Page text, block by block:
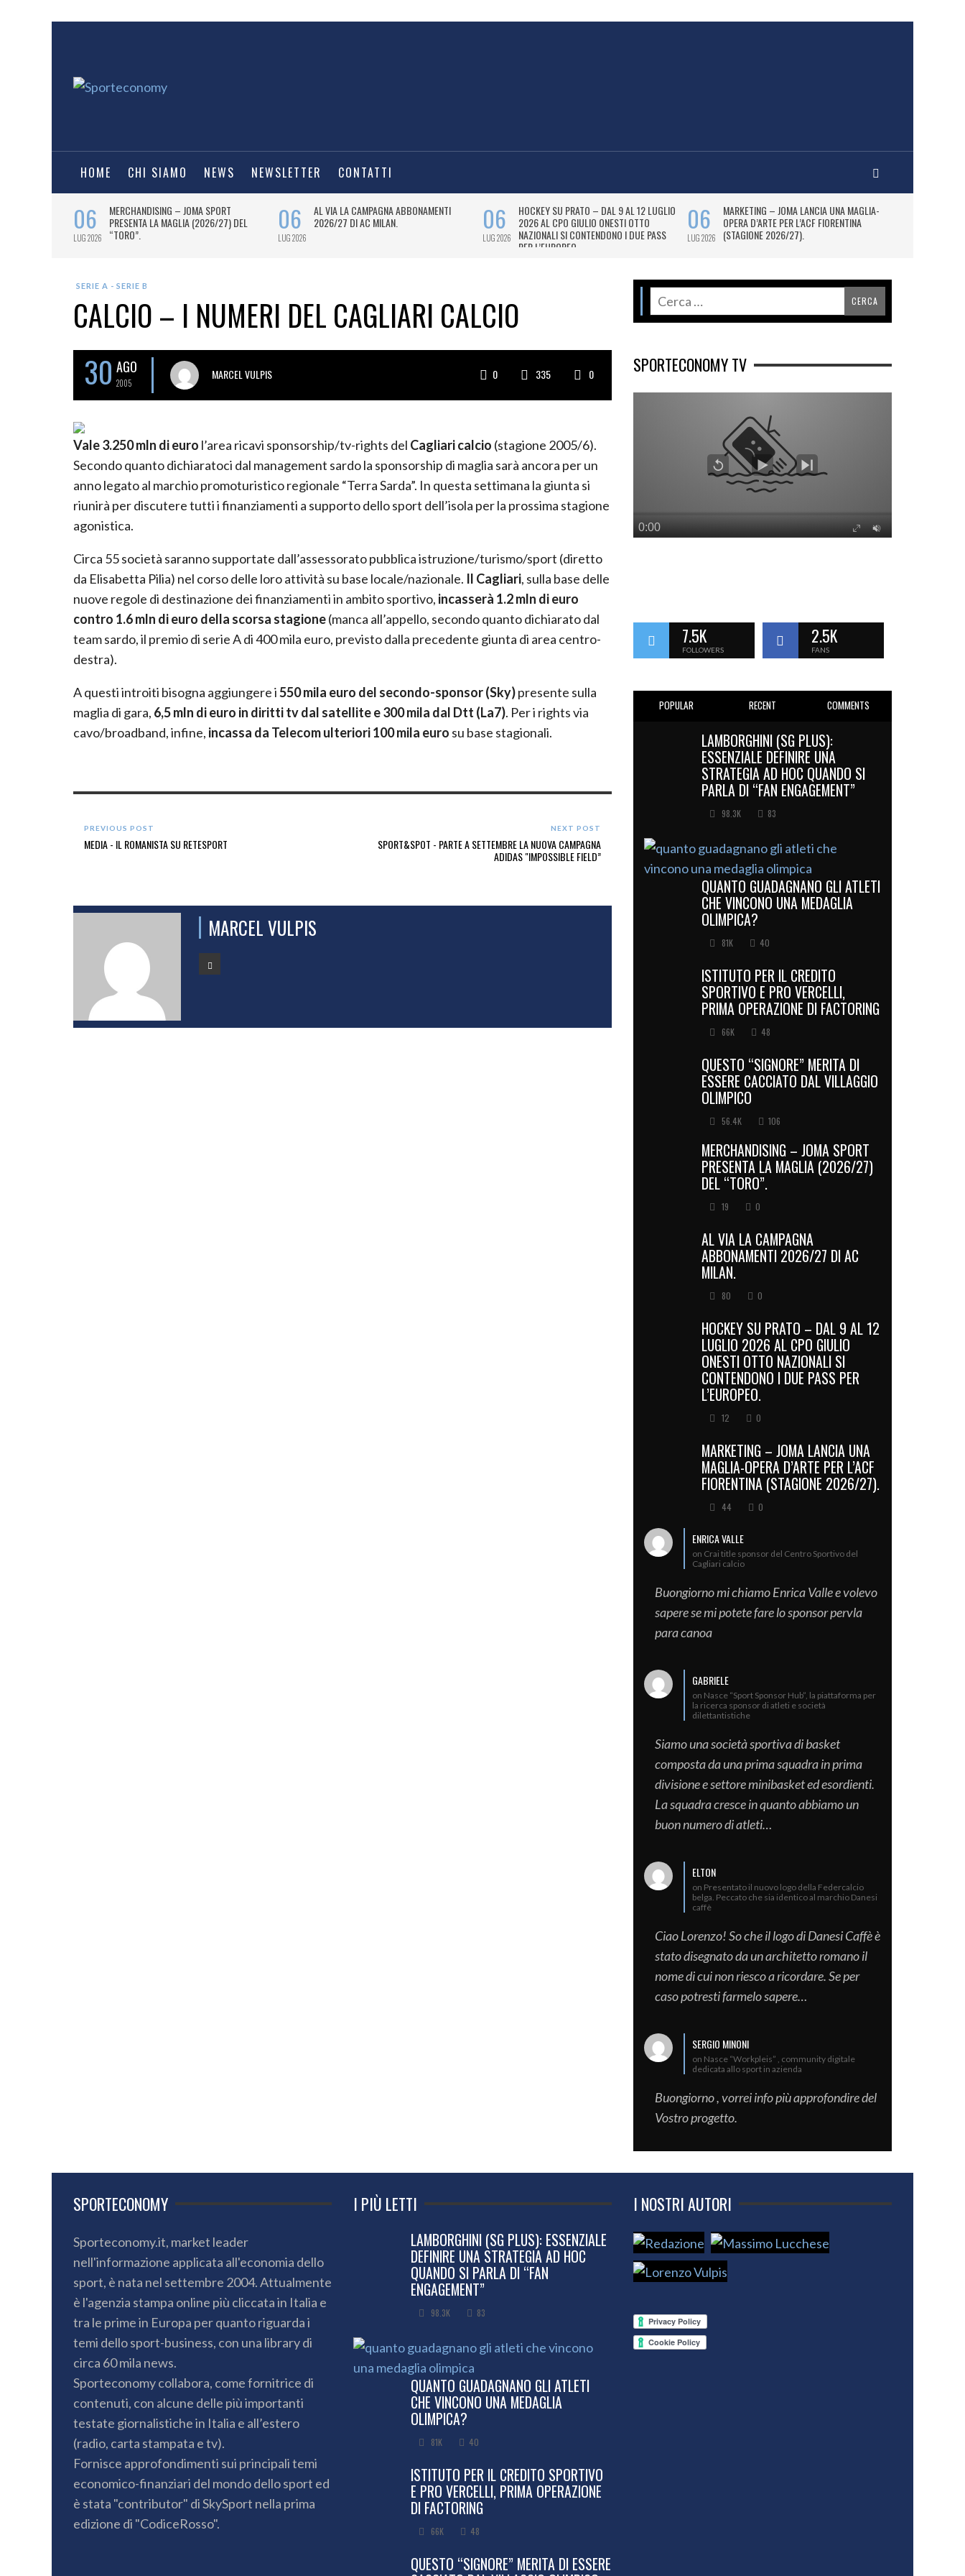
HOME CHI SIAMO NEWS NEWSLETTER CONTATTI
SERIE A - SERIE B
CALCIO – I NUMERI DEL CAGLIARI CALCIO
30 AGO
2005
MARCEL VULPIS 0 335 0
Vale 3.250 mln di euro l’area ricavi sponsorship/tv-rights del Cagliari calcio (stagione 2005/6).
Secondo quanto dichiaratoci dal management sardo la sponsorship di maglia sarà ancora per un
anno legato al marchio promoturistico regionale “Terra Sarda”. In questa settimana la giunta si
riunirà per discutere tutti i finanziamenti a supporto dello sport dell’isola per la prossima stagione
agonistica.
Circa 55 società saranno supportate dall’assessorato pubblica istruzione/turismo/sport (diretto
da Elisabetta Pilia) nel corso delle loro attività su base locale/nazionale. Il Cagliari, sulla base delle
nuove regole di destinazione dei finanziamenti in ambito sportivo, incasserà 1.2 mln di euro
contro 1.6 mln di euro della scorsa stagione(manca all’appello, secondo quanto dichiarato dal
team sardo, il premio di serie A di 400 mila euro, previsto dalla precedente giunta di area centro-
destra).
A questi introiti bisogna aggiungere i550 mila euro del secondo-sponsor (Sky)presente sulla
maglia di gara, 6,5 mln di euro in diritti tv dal satellite e 300 mila dal Dtt (La7). Per i rights via
cavo/broadband, infine, incassa da Telecom ulteriori 100 mila euro su base stagionali.
PREVIOUS POST
MEDIA - IL ROMANISTA SU RETESPORT
NEXT POST
SPORT&SPOT - PARTE A SETTEMBRE LA NUOVA CAMPAGNA
ADIDAS "IMPOSSIBLE FIELD”
MARCEL VULPIS
SPORTECONOMY TV
7.5K
FOLLOWERS
2.5K
FANS
POPULAR RECENT COMMENTS
LAMBORGHINI (SG PLUS):
ESSENZIALE DEFINIRE UNA
STRATEGIA AD HOC QUANDO SI
PARLA DI “FAN ENGAGEMENT”
98.3K 83
QUANTO GUADAGNANO GLI ATLETI
CHE VINCONO UNA MEDAGLIA
OLIMPICA?
81K 40
ISTITUTO PER IL CREDITO
SPORTIVO E PRO VERCELLI,
PRIMA OPERAZIONE DI FACTORING
66K 48
QUESTO “SIGNORE” MERITA DI
ESSERE CACCIATO DAL VILLAGGIO
OLIMPICO
56.4K 106
MERCHANDISING – JOMA SPORT
PRESENTA LA MAGLIA (2026/27)
DEL “TORO”.
19 0
AL VIA LA CAMPAGNA
ABBONAMENTI 2026/27 DI AC
MILAN.
80 0
HOCKEY SU PRATO – DAL 9 AL 12
LUGLIO 2026 AL CPO GIULIO
ONESTI OTTO NAZIONALI SI
CONTENDONO I DUE PASS PER
L’EUROPEO.
12 0
MARKETING – JOMA LANCIA UNA
MAGLIA-OPERA D’ARTE PER L’ACF
FIORENTINA (STAGIONE 2026/27).
44 0
ENRICA VALLE
on Crai title sponsor del Centro Sportivo del
Cagliari calcio
Buongiorno mi chiamo Enrica Valle e volevo
sapere se mi potete fare lo sponsor pervla
para canoa
GABRIELE
on Nasce “Sport Sponsor Hub”, la piattaforma per
la ricerca sponsor di atleti e società
dilettantistiche
Siamo una società sportiva di basket
composta da una prima squadra in prima
divisione e settore minibasket ed esordienti.
La squadra cresce in quanto abbiamo un
buon numero di atleti…
ELTON
on Presentato il nuovo logo della Federcalcio
belga. Peccato che sia identico al marchio Danesi
caffè
Ciao Lorenzo! So che il logo di Danesi Caffè è
stato disegnato da un architetto romano il
nome di cui non riesco a ricordare. Se per
caso potresti farmelo sapere…
SERGIO MINONI
on Nasce “Workpleis” , community digitale
dedicata allo sport in azienda
Buongiorno , vorrei info più approfondire del
Vostro progetto.
SPORTECONOMY
Sporteconomy.it, market leader
nell'informazione applicata all'economia dello
sport, è nata nel settembre 2004. Attualmente
è l'agenzia stampa online più cliccata in Italia e
tra le prime in Europa per quanto riguarda i
temi dello sport-business, con una library di
circa 60 mila news.
Sporteconomy collabora, come fornitrice di
contenuti, con alcune delle più importanti
testate giornalistiche in Italia e all’estero
(radio, carta stampata e tv).
Fornisce approfondimenti sui principali temi
economico-finanziari del mondo dello sport ed
è stata "contributor" di SkySport nella prima
edizione di "CodiceRosso".
I PIÙ LETTI
LAMBORGHINI (SG PLUS): ESSENZIALE
DEFINIRE UNA STRATEGIA AD HOC
QUANDO SI PARLA DI “FAN
ENGAGEMENT”
98.3K 83
QUANTO GUADAGNANO GLI ATLETI
CHE VINCONO UNA MEDAGLIA
OLIMPICA?
81K 40
ISTITUTO PER IL CREDITO SPORTIVO
E PRO VERCELLI, PRIMA OPERAZIONE
DI FACTORING
66K 48
QUESTO “SIGNORE” MERITA DI ESSERE
I NOSTRI AUTORI